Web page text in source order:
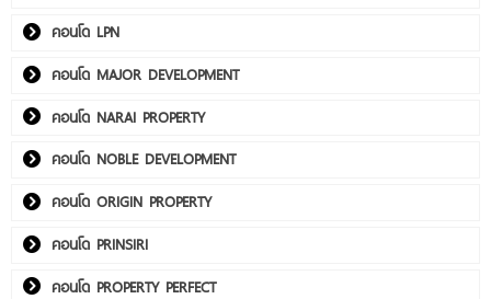
คอนโด LPN
คอนโด MAJOR DEVELOPMENT
คอนโด NARAI PROPERTY
คอนโด NOBLE DEVELOPMENT
คอนโด ORIGIN PROPERTY
คอนโด PRINSIRI
คอนโด PROPERTY PERFECT